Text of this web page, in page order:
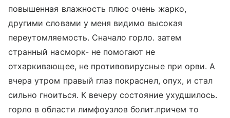
повышенная влажность плюс очень жарко,
другими словами у меня видимо высокая
переутомляемость. Сначало горло. затем
странный насморк- не помогают не
отхаркивающее, не противовирусные при орви. А
вчера утром правый глаз покраснел, опух, и стал
сильно гноиться. К вечеру состояние ухудшилось.
горло в области лимфоузлов болит.причем то